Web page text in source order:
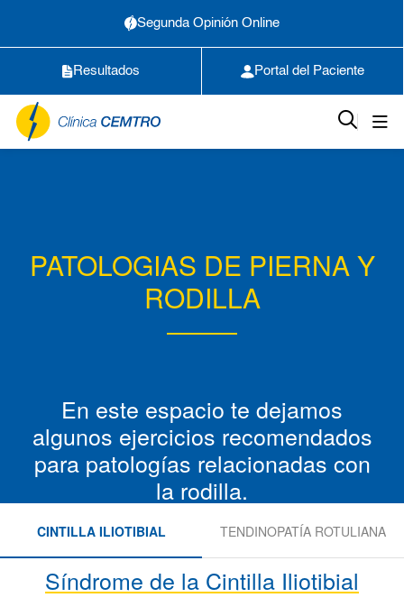
Segunda Opinión Online
Resultados Portal del Paciente
PATOLOGIAS DE PIERNA Y
RODILLA
En este espacio te dejamos
algunos ejercicios recomendados
para patologías relacionadas con
la rodilla.
CINTILLA ILIOTIBIAL TENDINOPATÍA ROTULIANA
Síndrome de la Cintilla Iliotibial